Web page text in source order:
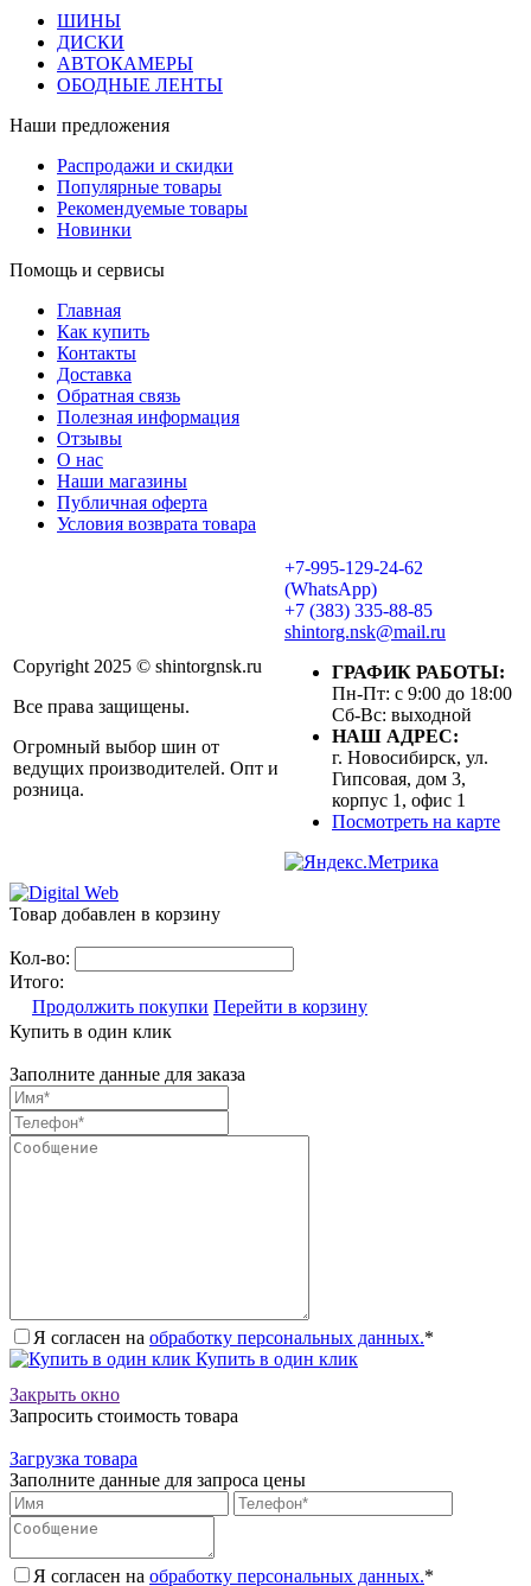
ШИНЫ
ДИСКИ
АВТОКАМЕРЫ
ОБОДНЫЕ ЛЕНТЫ
Наши предложения
Распродажи и скидки
Популярные товары
Рекомендуемые товары
Новинки
Помощь и сервисы
Главная
Как купить
Контакты
Доставка
Обратная связь
Полезная информация
Отзывы
О нас
Наши магазины
Публичная оферта
Условия возврата товара
Copyright 2025 © shintorgnsk.ru
Все права защищены.
Огромный выбор шин от
ведущих производителей. Опт и
розница.
+7-995-129-24-62
(WhatsApp)
+7 (383) 335-88-85
shintorg.nsk@mail.ru
ГРАФИК РАБОТЫ:
Пн-Пт: с 9:00 до 18:00
Сб-Вс: выходной
НАШ АДРЕС:
г. Новосибирск, ул.
Гипсовая, дом 3,
корпус 1, офис 1
Посмотреть на карте
Товар добавлен в корзину
Кол-во:
Итого:
Продолжить покупки Перейти в корзину
Купить в один клик
Заполните данные для заказа
Я согласен на обработку персональных данных.*
Купить в один клик
Закрыть окно
Запросить стоимость товара
Загрузка товара
Заполните данные для запроса цены
Я согласен на обработку персональных данных.*